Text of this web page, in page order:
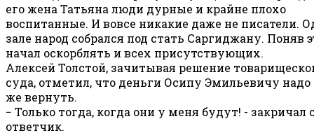
его жена Татьяна люди дурные и крайне плохо
воспитанные. И вовсе никакие даже не писатели.
зале народ собрался под стать Саргиджану. Поняв
начал оскорблять и всех присутствующих.
Алексей Толстой, зачитывая решение
суда, отметил, что деньги Осипу Эмильевичу надо
же вернуть.
− Только тогда, когда они у меня будут! - закричал
ответчик.